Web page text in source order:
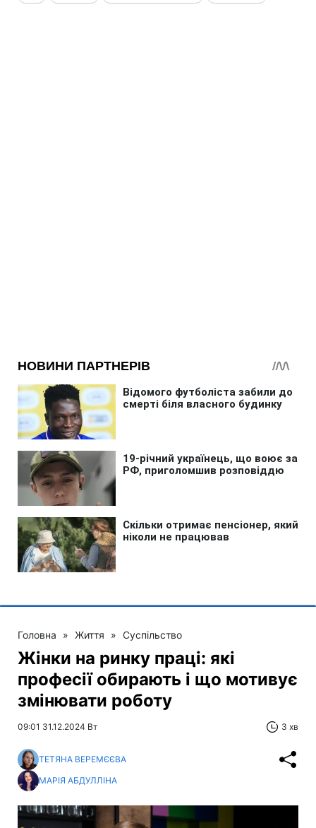
Головна » Життя » Суспільство
Жінки на ринку праці: які
професії обирають і що мотивує
змінювати роботу
09:01 31.12.2024 Вт 3 хв
ТЕТЯНА ВЕРЕМЄЄВА
МАРІЯ АБДУЛЛІНА